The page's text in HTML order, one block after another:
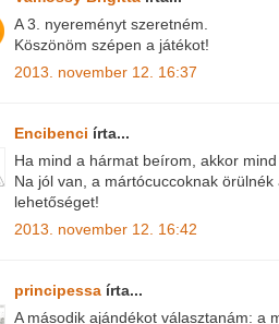
A 3. nyereményt szeretném.
Köszönöm szépen a játékot!
2013. november 12. 16:37
Encibenci írta...
Ha mind a hármat beírom, akkor
Na jól van, a mártócuccoknak
lehetőséget!
2013. november 12. 16:42
principessa írta...
A második ajándékot választanám: a